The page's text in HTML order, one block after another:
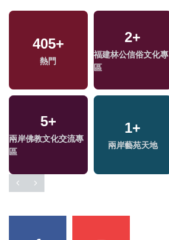
405+
熱門
2+
福建林公信俗文化專
區
5+
兩岸佛教文化交流專
區
1+
兩岸藝苑天地